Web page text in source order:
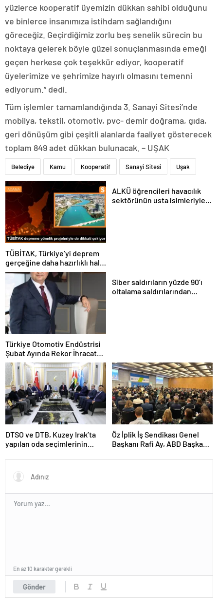
yüzlerce kooperatif üyemizin dükkan sahibi olduğunu
ve binlerce insanımıza istihdam sağlandığını
göreceğiz. Geçirdiğimiz zorlu beş senelik sürecin bu
noktaya gelerek böyle güzel sonuçlanmasında emeği
geçen herkese çok teşekkür ediyor, kooperatif
üyelerimize ve şehrimize hayırlı olmasını temenni
ediyorum.” dedi.
Tüm işlemler tamamlandığında 3. Sanayi Sitesi’nde
mobilya, tekstil, otomotiv, pvc- demir doğrama, gıda,
geri dönüşüm gibi çeşitli alanlarda faaliyet gösterecek
toplam 849 adet dükkan bulunacak. – UŞAK
Belediye Kamu Kooperatif Sanayi Sitesi Uşak
TÜBİTAK, Türkiye’yi deprem
gerçeğine daha hazırlıklı hale
getiriyor
ALKÜ öğrencileri havacılık
sektörünün usta isimleriyle
Türkiye Otomotiv Endüstrisi
Şubat Ayında Rekor İhracat
Yaptı
Siber saldırıların yüzde 90’ı
oltalama saldırılarından
DTSO ve DTB, Kuzey Irak’ta
yapılan oda seçimlerinin
güçlendirmek için ziyaretler
gerçekleştirdi
Öz İplik İş Sendikası Genel
Başkanı Rafi Ay, ABD Başkanı
ile görüştü
Gönder
En az 10 karakter gerekli